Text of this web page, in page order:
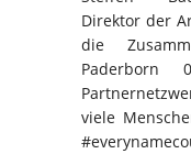
Direktor der
die
viele